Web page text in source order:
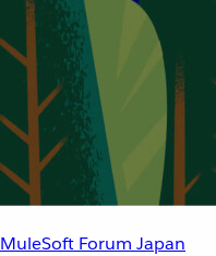
MuleSoft Forum Japan